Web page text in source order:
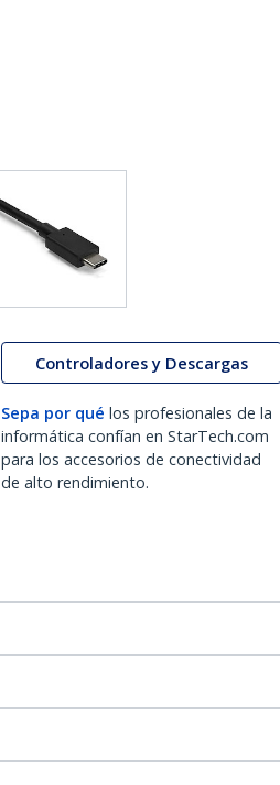
Controladores y Descargas
Sepa por qué los profesionales de la
informática confían en StarTech.com
para los accesorios de conectividad
de alto rendimiento.